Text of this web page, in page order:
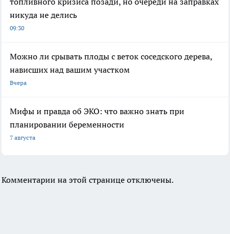
никуда не делись
09:30
Можно ли срывать плоды с веток соседского дерева,
нависших над вашим участком
Вчера
Мифы и правда об ЭКО: что важно знать при
планировании беременности
7 августа
Комментарии на этой странице отключены.